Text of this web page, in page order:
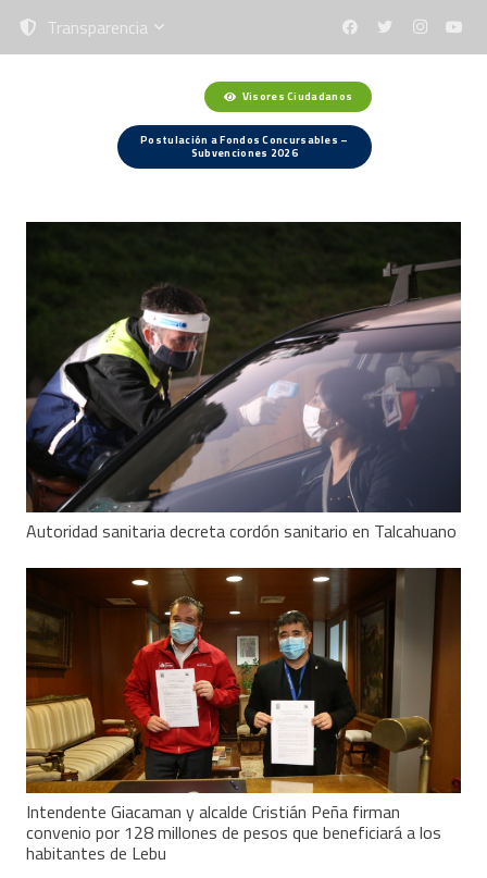
Transparencia
Visores Ciudadanos
Postulación a Fondos Concursables –
Subvenciones 2026
Autoridad sanitaria decreta cordón sanitario en Talcahuano
Intendente Giacaman y alcalde Cristián Peña firman
convenio por 128 millones de pesos que beneficiará a los
habitantes de Lebu